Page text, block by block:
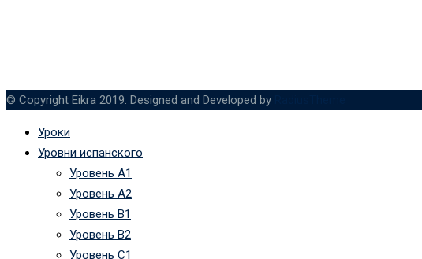
© Copyright Eikra 2019. Designed and Developed by
Уроки
Уровни испанского
Уровень А1
Уровень А2
Уровень B1
Уровень B2
Уровень C1